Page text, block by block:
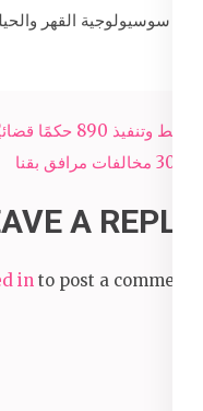
سوسيولوجية القهر
Post
navigation
ضبط وتنفيذ 890 حكمًا
A REPLY
in to post a comment.